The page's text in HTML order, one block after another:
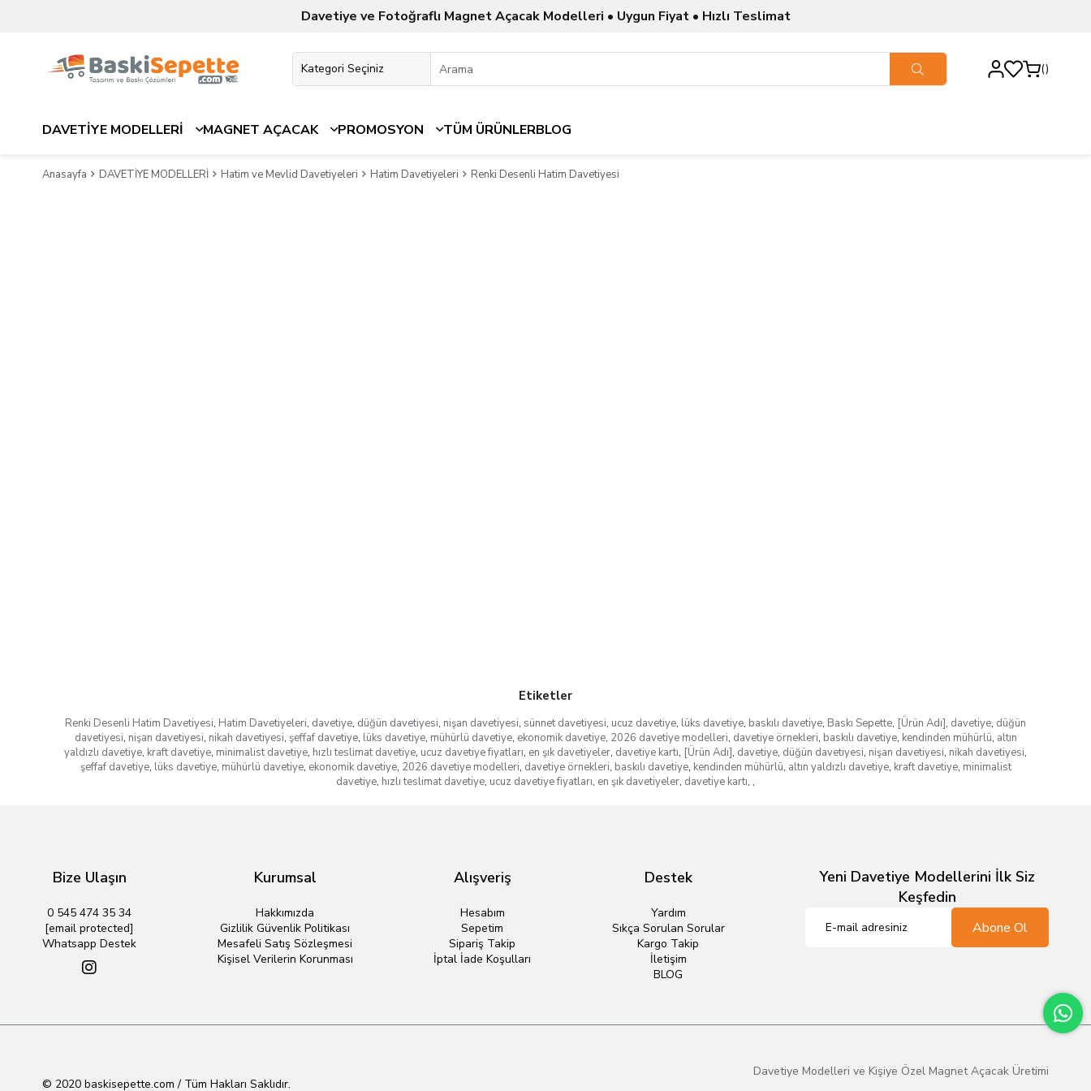
Davetiye ve Fotoğraflı Magnet Açacak Modelleri • Uygun Fiyat • Hızlı Teslimat
DAVETİYE MODELLERİ MAGNET AÇACAK PROMOSYON TÜM ÜRÜNLERBLOG
Anasayfa DAVETİYE MODELLERİ Hatim ve Mevlid Davetiyeleri Hatim Davetiyeleri Renki Desenli Hatim Davetiyesi
Etiketler
Renki Desenli Hatim Davetiyesi, Hatim Davetiyeleri, davetiye, düğün davetiyesi, nişan davetiyesi, sünnet davetiyesi, ucuz davetiye, lüks davetiye, baskılı davetiye, Baskı Sepette, [Ürün Adı], davetiye, düğün
davetiyesi, nişan davetiyesi, nikah davetiyesi, şeffaf davetiye, lüks davetiye, mühürlü davetiye, ekonomik davetiye, 2026 davetiye modelleri, davetiye örnekleri, baskılı davetiye, kendinden mühürlü, altın
yaldızlı davetiye, kraft davetiye, minimalist davetiye, hızlı teslimat davetiye, ucuz davetiye fiyatları, en şık davetiyeler, davetiye kartı, [Ürün Adı], davetiye, düğün davetiyesi, nişan davetiyesi, nikah davetiyesi,
şeffaf davetiye, lüks davetiye, mühürlü davetiye, ekonomik davetiye, 2026 davetiye modelleri, davetiye örnekleri, baskılı davetiye, kendinden mühürlü, altın yaldızlı davetiye, kraft davetiye, minimalist
davetiye, hızlı teslimat davetiye, ucuz davetiye fiyatları, en şık davetiyeler, davetiye kartı, ,
Bize Ulaşın
0 545 474 35 34
[email protected]
Whatsapp Destek
Kurumsal
Hakkımızda
Gizlilik Güvenlik Politikası
Mesafeli Satış Sözleşmesi
Kişisel Verilerin Korunması
Alışveriş
Hesabım
Sepetim
Sipariş Takip
İptal İade Koşulları
Destek
Yardım
Sıkça Sorulan Sorular
Kargo Takip
İletişim
BLOG
Yeni Davetiye Modellerini İlk Siz
Keşfedin
Abone Ol
© 2020 baskisepette.com / Tüm Hakları Saklıdır.
Davetiye Modelleri ve Kişiye Özel Magnet Açacak Üretimi